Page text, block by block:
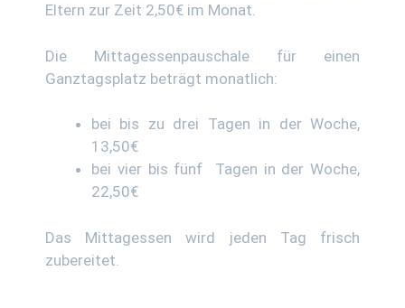
Eltern zur Zeit 2,50€ im Monat.
Die Mittagessenpauschale für einen
Ganztagsplatz beträgt monatlich:
bei bis zu drei Tagen in der Woche,
13,50€
bei vier bis fünf Tagen in der Woche,
22,50€
Das Mittagessen wird jeden Tag frisch
zubereitet.